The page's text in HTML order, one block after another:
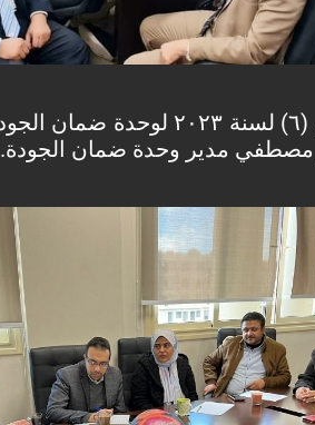
مصطفي مدير وحدة ضمان الجودة.